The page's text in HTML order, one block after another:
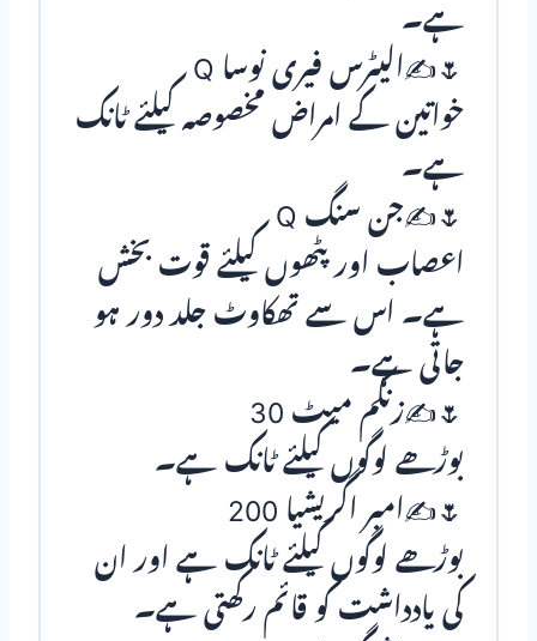
ہے۔
🌷✍الیٹرس فیری نوسا Q
خواتین کے امراض مخصوصہ کیلئے ٹانک
ہے۔
🌷✍جن سنگ Q
اعصاب اور پٹھوں کیلئے قوت بخش
ہے۔ اس سے تھکاوٹ جلد دور ہو
جاتی ہے۔
🌷✍زنکم میٹ 30
بوڑھے لوگوں کیلئے ٹانک ہے۔
🌷✍امبر اگریشیا 200
بوڑھے لوگوں کیلئے ٹانک ہے اور ان
کی یادداشت کو قائم رکھتی ہے۔